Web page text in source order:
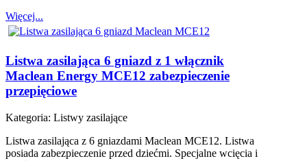
Więcej...
Listwa zasilająca 6 gniazd z 1 włącznik
Maclean Energy MCE12 zabezpieczenie
przepięciowe
Kategoria: Listwy zasilające
Listwa zasilająca z 6 gniazdami Maclean MCE12. Listwa
posiada zabezpieczenie przed dziećmi. Specjalne wcięcia i